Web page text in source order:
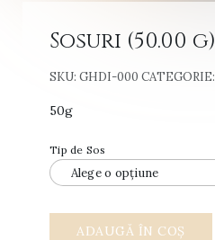
Sosuri (50.00 g)
SKU: GHDI-000 CATEGORIE:
50g
Tip de Sos
ADAUGĂ ÎN COȘ